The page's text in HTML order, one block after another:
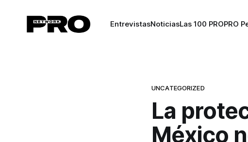
EntrevistasNoticiasLas 100 PROPRO
UNCATEGORIZED
La
México